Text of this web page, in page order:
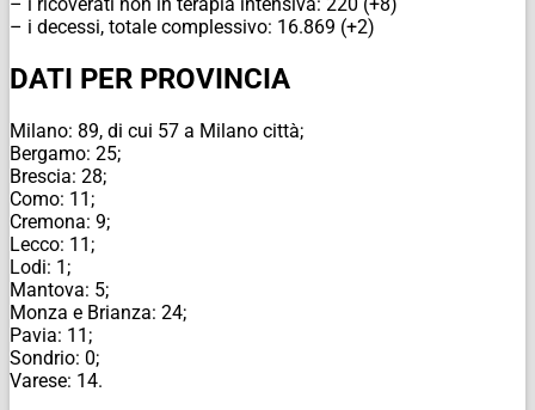
– i ricoverati non in terapia intensiva: 220 (+8)
– i decessi, totale complessivo: 16.869 (+2)
DATI PER PROVINCIA
Milano: 89, di cui 57 a Milano città;
Bergamo: 25;
Brescia: 28;
Como: 11;
Cremona: 9;
Lecco: 11;
Lodi: 1;
Mantova: 5;
Monza e Brianza: 24;
Pavia: 11;
Sondrio: 0;
Varese: 14.